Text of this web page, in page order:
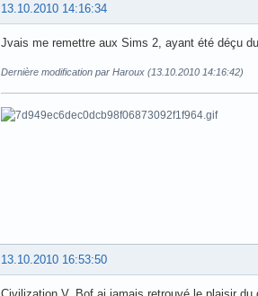
13.10.2010 14:16:34
Jvais me remettre aux Sims 2, ayant été déçu
Dernière modification par Haroux (13.10.2010 14:16:42)
13.10.2010 16:53:50